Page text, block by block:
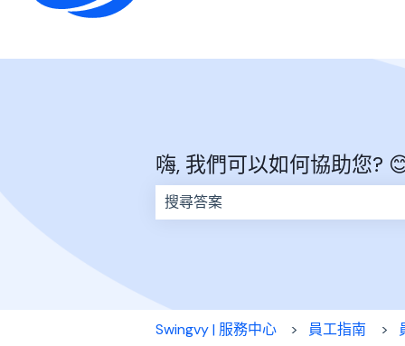
嗨, 我們可以如何協助您?
Swingvy | 服務中心 員工指南